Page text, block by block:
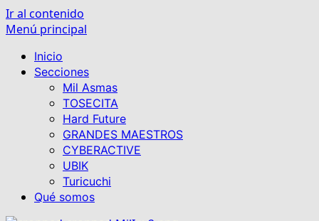
Ir al contenido
Menú principal
Inicio
Secciones
Mil Asmas
TOSECITA
Hard Future
GRANDES MAESTROS
CYBERACTIVE
UBIK
Turicuchi
Qué somos